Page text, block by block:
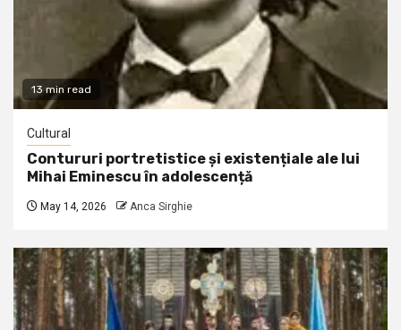
13 min read
Cultural
Contururi portretistice și existențiale ale lui
Mihai Eminescu în adolescență
May 14, 2026 Anca Sirghie